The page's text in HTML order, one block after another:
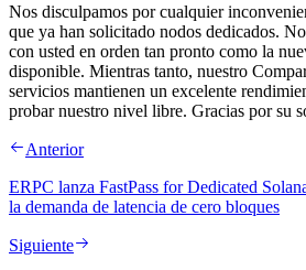
Nos disculpamos por cualquier
que ya han solicitado nodos dedicados.
con usted en orden tan pronto como la
disponible. Mientras tanto, nuestro
servicios mantienen un excelente
probar nuestro nivel libre. Gracias por su
Anterior
ERPC lanza FastPass for Dedicated
la demanda de latencia de cero bloques
Siguiente